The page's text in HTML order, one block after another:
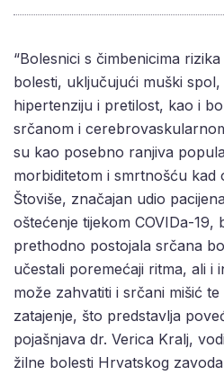
“Bolesnici s čimbenicima
bolesti, uključujući muški
hipertenziju i pretilost, kao i
srčanom i
su kao posebno ranjiva
morbiditetom i smrtnošću kad
Štoviše, značajan udio
oštećenje tijekom COVIDa-19,
prethodno postojala srčana
učestali poremećaji ritma, ali i
može zahvatiti i srčani mišić
zatajenje, što predstavlja
pojašnjava dr. Verica Kralj,
žilne bolesti Hrvatskog